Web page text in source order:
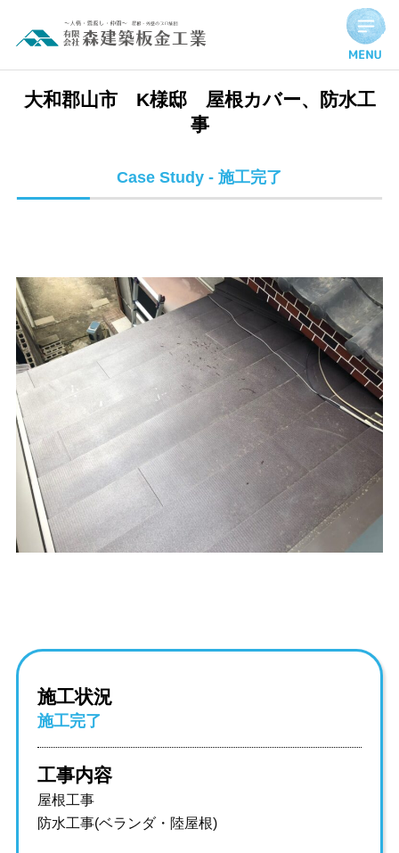
大和郡山市 K様邸 屋根カバー、防水工事 | 施工完了実績
大和郡山市 K様邸 屋根カバー、防水工
事
Case Study - 施工完了
施工状況
施工完了
工事内容
屋根工事
防水工事(ベランダ・陸屋根)